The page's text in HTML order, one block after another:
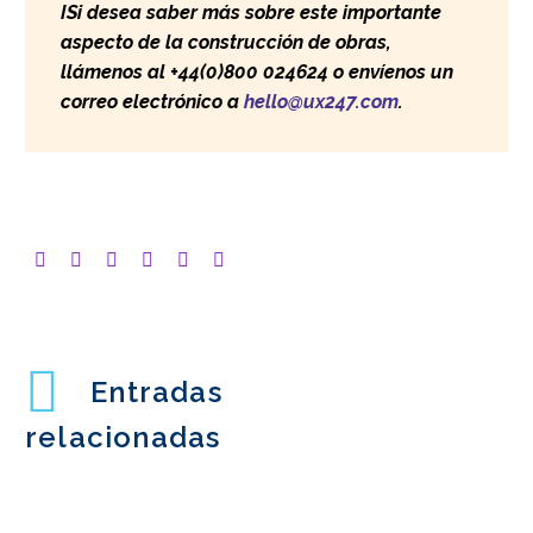
ISi desea saber más sobre este importante
aspecto de la construcción de obras,
llámenos al +44(0)800 024624 o envíenos un
correo electrónico a hello@ux247.com.
Entradas
relacionadas